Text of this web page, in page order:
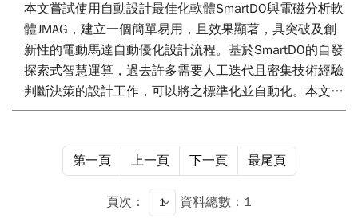
本文嘗試使用自動設計最佳化軟體SmartDO與電磁分析軟
體JMAG，建立一個簡單易用，且效果顯著，具突破及創
新性的電動馬達自動優化設計流程。基於SmartDO的自發
探索式智慧運算，過去許多需要人工迭代且密集技術經驗
判斷決策的設計工作，可以將之標準化並自動化。本文並
展示一個設計成果，此設計成果證明此方法與流程為可行
專業軟體更為簡單許多，可以真正節省且加速研發與設計
人力的效益。
第一頁 上一頁 下一頁 最尾頁
頁次： 資料總數：1